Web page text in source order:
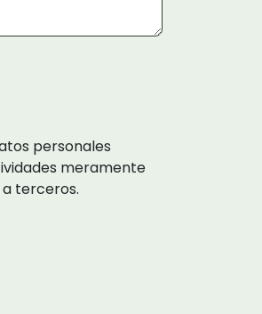
personales
meramente
a terceros.